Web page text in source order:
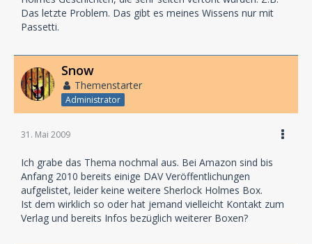
Das letzte Problem. Das gibt es meines Wissens nur mit
Passetti.
Snow
Themenstarter
Administrator
31. Mai 2009
Ich grabe das Thema nochmal aus. Bei Amazon sind bis
Anfang 2010 bereits einige DAV Veröffentlichungen
aufgelistet, leider keine weitere Sherlock Holmes Box.
Ist dem wirklich so oder hat jemand vielleicht Kontakt zum
Verlag und bereits Infos bezüglich weiterer Boxen?